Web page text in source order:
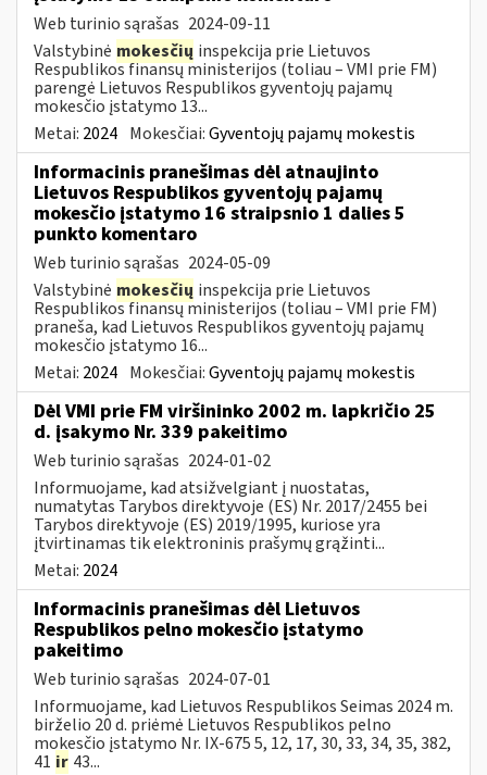
Web turinio sąrašas 2024-09-11
Valstybinė mokesčių inspekcija prie Lietuvos
Respublikos finansų ministerijos (toliau – VMI prie FM)
parengė Lietuvos Respublikos gyventojų pajamų
mokesčio įstatymo 13...
Metai: 2024 Mokesčiai:Gyventojų pajamų mokestis
Informacinis pranešimas dėl atnaujinto
Lietuvos Respublikos gyventojų pajamų
mokesčio įstatymo 16 straipsnio 1 dalies 5
punkto komentaro
Web turinio sąrašas 2024-05-09
Valstybinė mokesčių inspekcija prie Lietuvos
Respublikos finansų ministerijos (toliau – VMI prie FM)
praneša, kad Lietuvos Respublikos gyventojų pajamų
mokesčio įstatymo 16...
Metai: 2024 Mokesčiai:Gyventojų pajamų mokestis
Dėl VMI prie FM viršininko 2002 m. lapkričio 25
d. įsakymo Nr. 339 pakeitimo
Web turinio sąrašas 2024-01-02
Informuojame, kad atsižvelgiant į nuostatas,
numatytas Tarybos direktyvoje (ES) Nr. 2017/2455 bei
Tarybos direktyvoje (ES) 2019/1995, kuriose yra
įtvirtinamas tik elektroninis prašymų grąžinti...
Metai: 2024
Informacinis pranešimas dėl Lietuvos
Respublikos pelno mokesčio įstatymo
pakeitimo
Web turinio sąrašas 2024-07-01
Informuojame, kad Lietuvos Respublikos Seimas 2024 m.
birželio 20 d. priėmė Lietuvos Respublikos pelno
mokesčio įstatymo Nr. IX-675 5, 12, 17, 30, 33, 34, 35, 382,
41 ir 43...